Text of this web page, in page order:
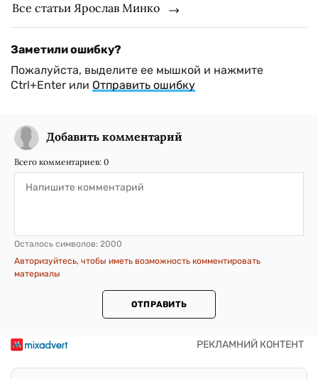
Все статьи Ярослав Минко
Заметили ошибку?
Пожалуйста, выделите ее мышкой и нажмите
Ctrl+Enter или Отправить ошибку
Добавить комментарий
Всего комментариев: 0
Осталось символов: 2000
Авторизуйтесь, чтобы иметь возможность комментировать
материалы
ОТПРАВИТЬ